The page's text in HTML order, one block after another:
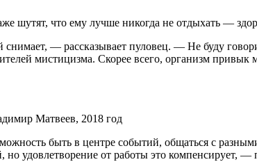
шутят, что ему лучше никогда не отдыхать —
— рассказывает пуловец. — Не буду
мистицизма. Скорее всего, организм привык
Матвеев, 2018 год
быть в центре событий, общаться с
удовлетворение от работы это компенсирует, —